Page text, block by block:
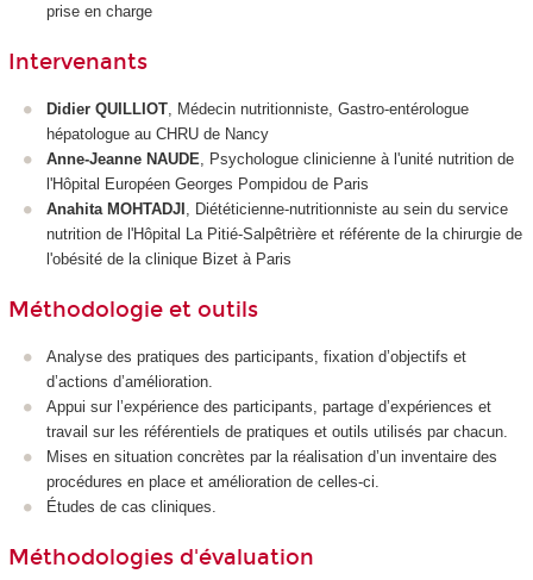
prise en charge
Intervenants
Didier QUILLIOT , Médecin nutritionniste, Gastro-entérologue
hépatologue au CHRU de Nancy
Anne-Jeanne NAUDE , Psychologue clinicienne à l'unité nutrition de
l'Hôpital Européen Georges Pompidou de Paris
Anahita MOHTADJI
, Diététicienne-nutritionniste au sein du service
nutrition de l'Hôpital La Pitié-Salpêtrière et référente de la chirurgie de
l'obésité de la clinique Bizet à Paris
Méthodologie et outils
Analyse des pratiques des participants, fixation d’objectifs et
d’actions d’amélioration.
Appui sur l’expérience des participants, partage d’expériences et
travail sur les référentiels de pratiques et outils utilisés par chacun.
Mises en situation concrètes par la réalisation d’un inventaire des
procédures en place et amélioration de celles-ci.
Études de cas cliniques.
Méthodologies d'évaluation